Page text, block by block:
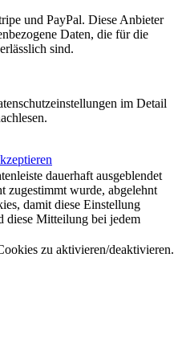
und PayPal. Diese Anbieter
Daten, die für die
sind.
im Detail
dauerhaft ausgeblendet
zugestimmt wurde, abgelehnt
damit diese Einstellung
diese Mitteilung bei jedem
zu aktivieren/deaktivieren.